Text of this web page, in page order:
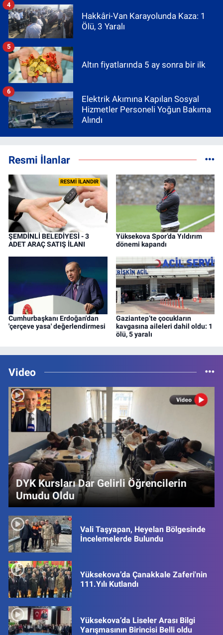
Hakkâri-Van Karayolunda Kaza: 1
Ölü, 3 Yaralı
4
Altın fiyatlarında 5 ay sonra bir ilk
5
Elektrik Akımına Kapılan Sosyal
Hizmetler Personeli Yoğun Bakıma
Alındı
6
Resmi İlanlar
RESMİ İLANDIR
ŞEMDİNLİ BELEDİYESİ - 3
ADET ARAÇ SATIŞ İLANI
Yüksekova Spor’da Yıldırım
dönemi kapandı
Cumhurbaşkanı Erdoğan'dan
'çerçeve yasa' değerlendirmesi
Gaziantep’te çocukların
kavgasına aileleri dahil oldu: 1
ölü, 5 yaralı
Video
DYK Kursları Dar Gelirli Öğrencilerin
Umudu Oldu
Vali Taşyapan, Heyelan Bölgesinde
İncelemelerde Bulundu
Yüksekova’da Çanakkale Zaferi'nin
111.Yılı Kutlandı
Yüksekova’da Liseler Arası Bilgi
Yarışmasının Birincisi Belli oldu